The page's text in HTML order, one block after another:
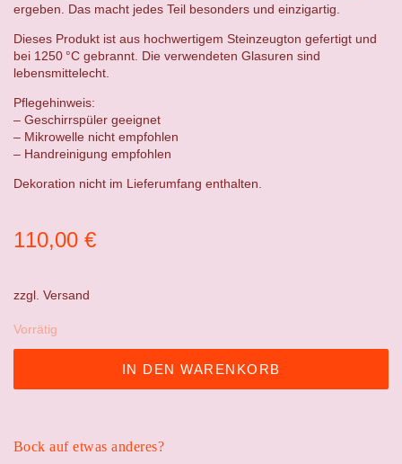
zzgl. Versand
110,00 €
Vorrätig
IN DEN WARENKORB
ergeben. Das macht jedes Teil besonders und einzigartig.
Dieses Produkt ist aus hochwertigem Steinzeugton gefertigt und
bei 1250 °C gebrannt. Die verwendeten Glasuren sind
lebensmittelecht.
Pflegehinweis:
– Geschirrspüler geeignet
– Mikrowelle nicht empfohlen
– Handreinigung empfohlen
Dekoration nicht im Lieferumfang enthalten.
Bock auf etwas anderes?